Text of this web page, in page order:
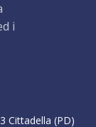
i
Cittadella (PD)